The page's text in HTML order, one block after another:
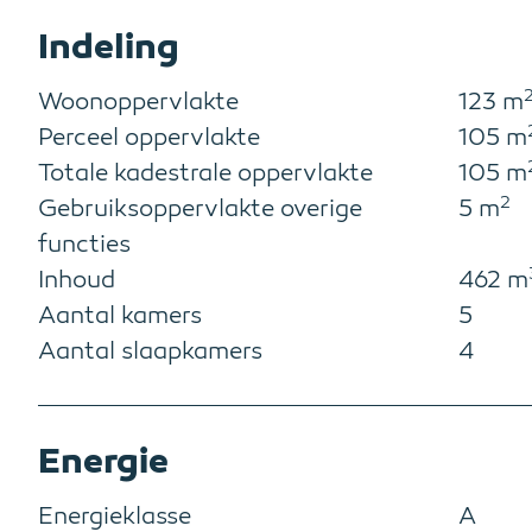
Indeling
Woonoppervlakte 123 m2
Perceel oppervlakte 105 m
Totale kadestrale oppervlakte 105 m
Gebruiksoppervlakte overige
functies
5 m2
Inhoud 462 m
Aantal kamers
5
Aantal slaapkamers
4
Energie
Energieklasse
A